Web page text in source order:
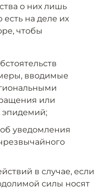
о них лишь
есть на деле их
чтобы
вводимые
или
эпидемий;
уведомления
в случае, если
силы носят